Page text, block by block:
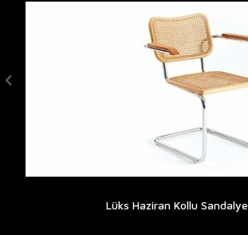
Lüks Haziran Kollu Sandalye